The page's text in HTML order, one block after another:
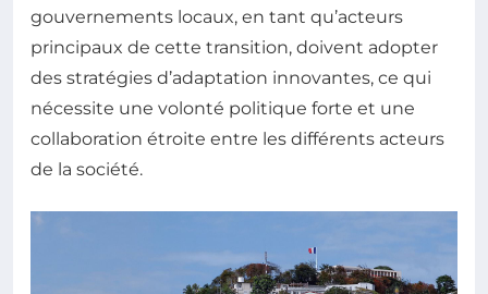
gouvernements locaux, en tant qu’acteurs
principaux de cette transition, doivent adopter
des stratégies d’adaptation innovantes, ce qui
nécessite une volonté politique forte et une
collaboration étroite entre les différents acteurs
de la société.